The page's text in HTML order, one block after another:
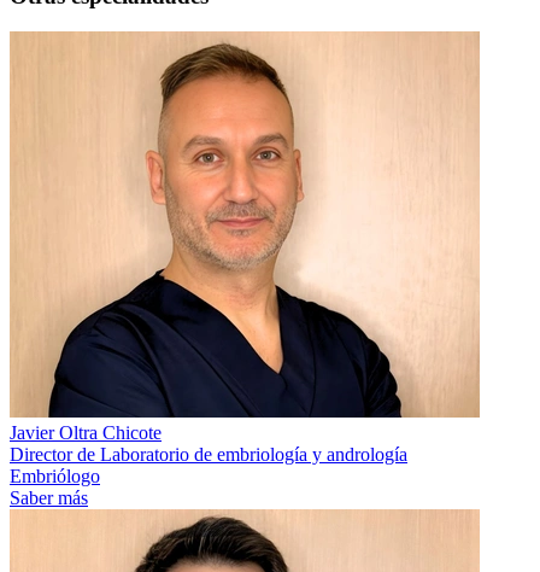
Javier Oltra Chicote
Director de Laboratorio de embriología y andrología
Embriólogo
Saber más